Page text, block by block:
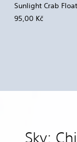
Sunlight Crab Float
95,00 Kč
Sky: